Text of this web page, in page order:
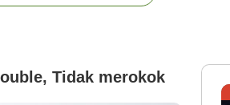
Tidak merokok